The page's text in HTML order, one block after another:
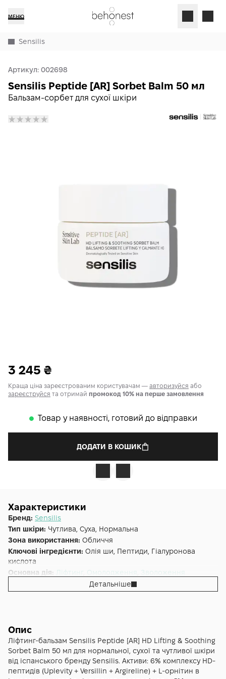
МЕНЮ
Sensilis
Артикул: 002698
Бальзам-сорбет для сухої шкіри
Sensilis Peptide [AR] Sorbet Balm 50 мл
3 245 ₴
Краща ціна зареєстрованим користувачам — авторизуйся або
зареєструйся та отримай промокод 10% на перше замовлення
𒊹 Товар у наявності, готовий до відправки
ДОДАТИ В КОШИК
Характеристики
Бренд: Sensilis
Тип шкіри: Чутлива, Суха, Нормальна
Зона використання: Обличчя
Ключові інгредієнти: Олія ши, Пептиди, Гіалуронова
кислота
Основна дія: Ліфтинг Омолодження
Зволоження
Детальніше
Опис
Ліфтинг-бальзам Sensilis Peptide [AR] HD Lifting & Soothing
Sorbet Balm 50 мл для нормальної, сухої та чутливої шкіри
від іспанського бренду Sensilis. Активи: 6% комплексу HD-
пептидів (Uplevity + Versillin + Argireline) + L-орнітин в